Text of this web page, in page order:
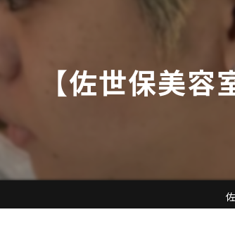
【佐世保美容